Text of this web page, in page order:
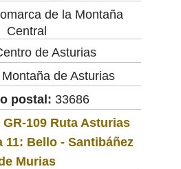
de la Montaña
Central
de Asturias
Montaña de Asturias
postal: 33686
GR-109 Ruta Asturias
11: Bello - Santibáñez
Murias